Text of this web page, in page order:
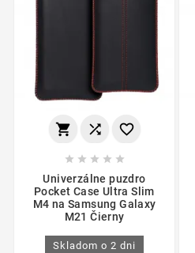
  
    
Univerzálne puzdro
Pocket Case Ultra Slim
M4 na Samsung Galaxy
M21 Čierny
Skladom o 2 dni